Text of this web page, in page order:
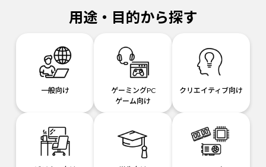
用途・目的から探す
一般向け
ゲーミングPC
ゲーム向け
クリエイティブ向け